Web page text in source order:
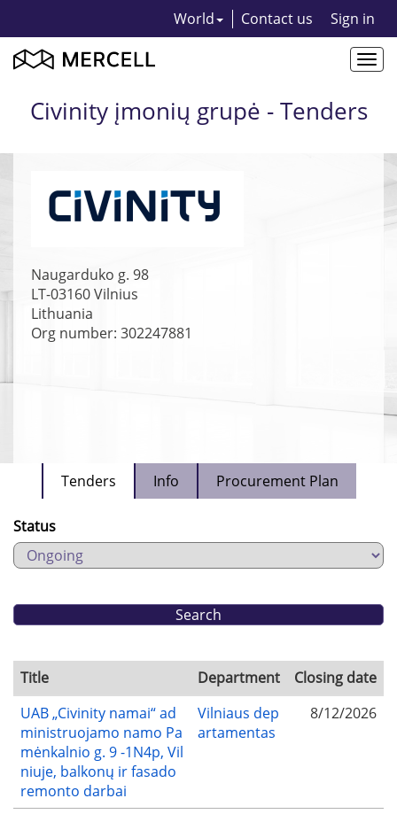
World Contact us Sign in
Civinity įmonių grupė - Tenders
Naugarduko g. 98
LT-03160Vilnius
Lithuania
Org number: 302247881
Tenders Info Procurement Plan
Status
Title Department
Closing date
UAB „Civinity namai“ ad
ministruojamo namo Pa
mėnkalnio g. 9 -1N4p, Vil
niuje, balkonų ir fasado
remonto darbai
Vilniaus dep
artamentas
8/12/2026